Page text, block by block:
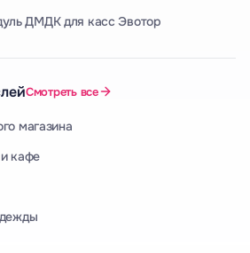
ДМДК для касс Эвотор
Смотреть все
магазина
кафе